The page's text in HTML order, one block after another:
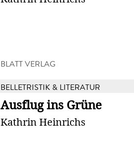
BLATT VERLAG
BELLETRISTIK & LITERATUR
Ausflug ins Grüne
Kathrin Heinrichs